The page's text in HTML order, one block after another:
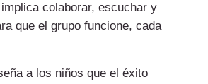
colaborar, escuchar y
que el grupo funcione, cada
a los niños que el éxito